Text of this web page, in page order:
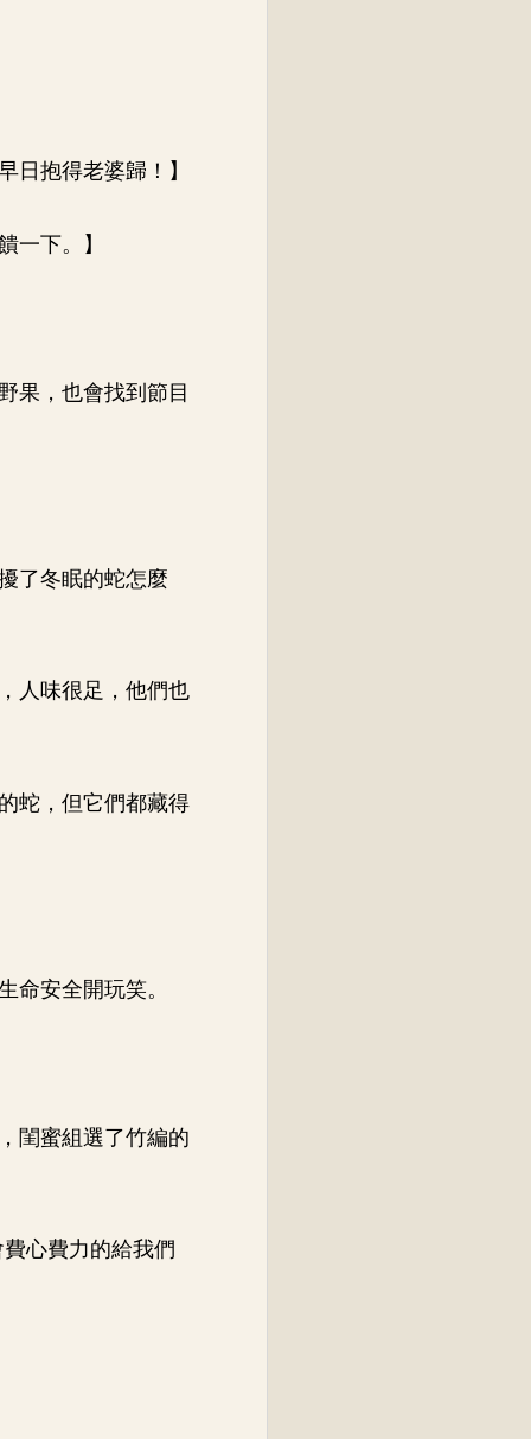
日抱得老婆歸！】
一下。】
果，也會找到節目
了冬眠的蛇怎麼
人味很足，他們也
蛇，但它們都藏得
安全開玩笑。
閨蜜組選了竹編的
心費力的給我們